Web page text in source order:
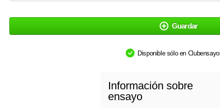
Guardar
Disponible sólo en
Información sobre
ensayo